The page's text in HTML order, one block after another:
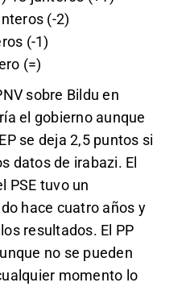
(-2)
(-1)
(=)
sobre Bildu en
el gobierno aunque
se deja 2,5 puntos si
datos de irabazi. El
PSE tuvo un
hace cuatro años y
resultados. El PP
no se pueden
momento lo